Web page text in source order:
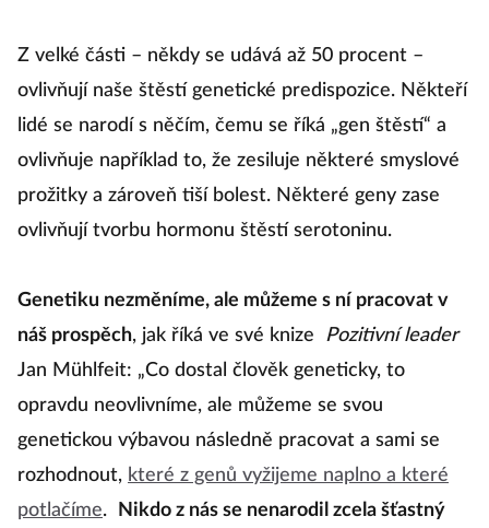
Z velké části – někdy se udává až 50 procent –
ovlivňují naše štěstí genetické predispozice. Někteří
lidé se narodí s něčím, čemu se říká „gen štěstí“ a
ovlivňuje například to, že zesiluje některé smyslové
prožitky a zároveň tiší bolest. Některé geny zase
ovlivňují tvorbu hormonu štěstí serotoninu.
Genetiku nezměníme, ale můžeme s ní pracovat v
náš prospěch, jak říká ve své knize
Pozitivní leader
Jan Mühlfeit: „Co dostal člověk geneticky, to
opravdu neovlivníme, ale můžeme se svou
genetickou výbavou následně pracovat a sami se
rozhodnout, které z genů vyžijeme naplno a které
potlačíme.
Nikdo z nás se nenarodil zcela šťastný